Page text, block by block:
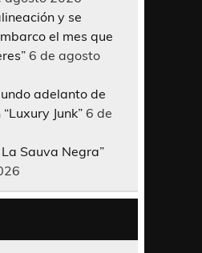
y se
el mes que
6 de agosto
adelanto de
Junk” 6 de
Sauva Negra”